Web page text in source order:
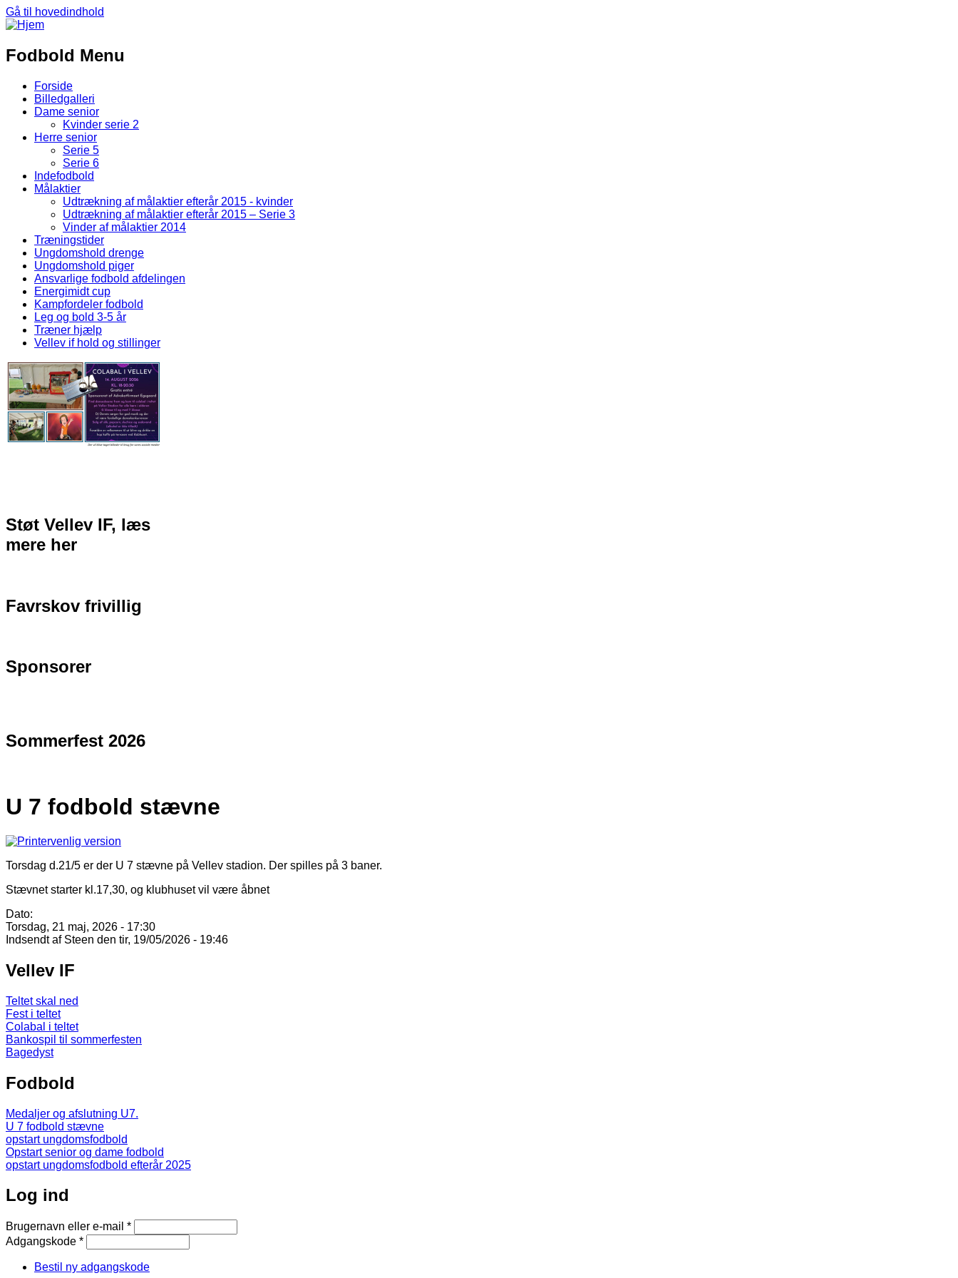
Gå til hovedindhold
Fodbold Menu
Forside
Billedgalleri
Dame senior
Kvinder serie 2
Herre senior
Serie 5
Serie 6
Indefodbold
Målaktier
Udtrækning af målaktier efterår 2015 - kvinder
Udtrækning af målaktier efterår 2015 – Serie 3
Vinder af målaktier 2014
Træningstider
Ungdomshold drenge
Ungdomshold piger
Ansvarlige fodbold afdelingen
Energimidt cup
Kampfordeler fodbold
Leg og bold 3-5 år
Træner hjælp
Vellev if hold og stillinger
Støt Vellev IF, læs
mere her
Favrskov frivillig
Sponsorer
Sommerfest 2026
U 7 fodbold stævne
Torsdag d.21/5 er der U 7 stævne på Vellev stadion. Der spilles på 3 baner.
Stævnet starter kl.17,30, og klubhuset vil være åbnet
Dato:
Torsdag, 21 maj, 2026 - 17:30
Indsendt af Steen den tir, 19/05/2026 - 19:46
Vellev IF
Teltet skal ned
Fest i teltet
Colabal i teltet
Bankospil til sommerfesten
Bagedyst
Fodbold
Medaljer og afslutning U7.
U 7 fodbold stævne
opstart ungdomsfodbold
Opstart senior og dame fodbold
opstart ungdomsfodbold efterår 2025
Log ind
Brugernavn eller e-mail *
Adgangskode *
Bestil ny adgangskode